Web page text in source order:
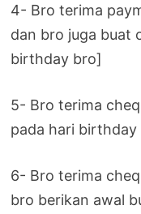
4- Bro terima
dan bro juga buat
birthday bro]
5- Bro terima
pada hari birthday
6- Bro terima
bro berikan awal